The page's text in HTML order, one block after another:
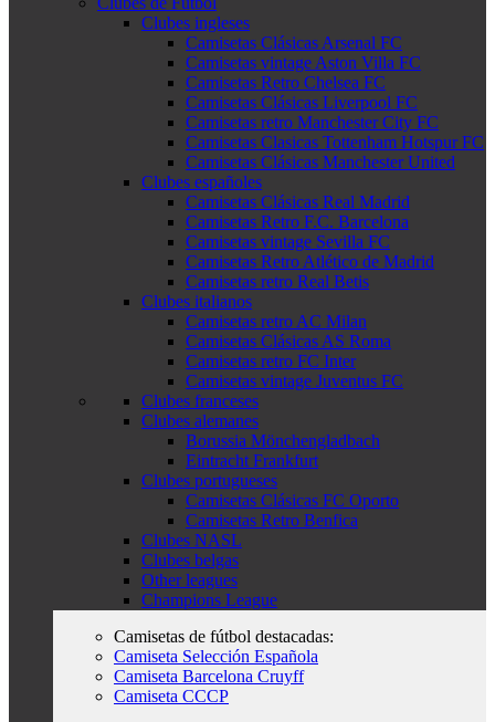
Clubes ingleses
Camisetas Clásicas Arsenal FC
Camisetas vintage Aston Villa FC
Camisetas Retro Chelsea FC
Camisetas Clásicas Liverpool FC
Camisetas retro Manchester City FC
Camisetas Clasicas Tottenham Hotspur FC
Camisetas Clásicas Manchester United
Clubes españoles
Camisetas Clásicas Real Madrid
Camisetas Retro F.C. Barcelona
Camisetas vintage Sevilla FC
Camisetas Retro Atlético de Madrid
Camisetas retro Real Betis
Clubes italianos
Camisetas retro AC Milan
Camisetas Clásicas AS Roma
Camisetas retro FC Inter
Camisetas vintage Juventus FC
Clubes franceses
Clubes alemanes
Borussia Mönchengladbach
Eintracht Frankfurt
Clubes portugueses
Camisetas Clásicas FC Oporto
Camisetas Retro Benfica
Clubes NASL
Clubes belgas
Other leagues
Champions League
Camisetas de fútbol destacadas:
Camiseta Selección Española
Camiseta Barcelona Cruyff
Camiseta CCCP